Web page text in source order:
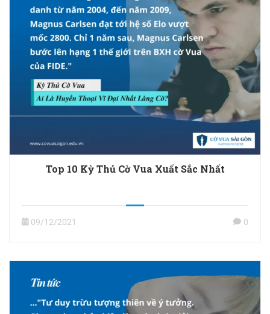
Top 10 Kỳ Thủ Cờ Vua Xuất Sắc Nhất
09/12/2021 0